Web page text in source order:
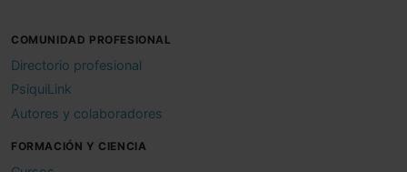
COMUNIDAD PROFESIONAL
Directorio profesional
PsiquiLink
Autores y colaboradores
FORMACIÓN Y CIENCIA